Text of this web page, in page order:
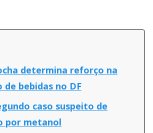
determina reforço na
de bebidas no DF
caso suspeito de
por metanol